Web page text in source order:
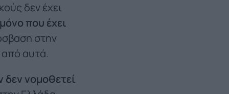
δεν έχει
που έχει
στην
από αυτά.
δεν νομοθετεί